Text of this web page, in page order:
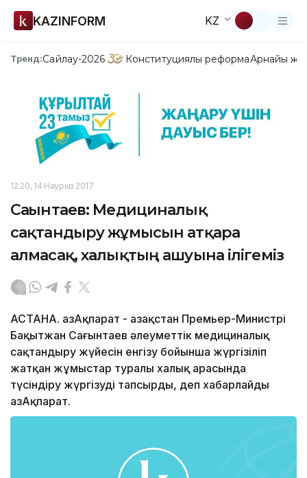
KAZINFORM KZ
Тренд:Сайлау-2026 Конституциялық реформаАрнайы
12:20, 14 Наурыз 2017
Сағынтаев: Медициналық
сақтандыру жұмысын атқара
алмасақ, xалықтың ашуына ілігеміз
АСТАНА. ҚазАқпарат - Қазақстан Премьер-Министрі
Бақытжан Сағынтаев әлеуметтік медициналық
сақтандыру жүйесін енгізу бойынша жүргізіліп
жатқан жұмыстар туралы xалық арасында
түсіндіру жүргізуді тапсырды, деп xабарлайды
ҚазАқпарат.